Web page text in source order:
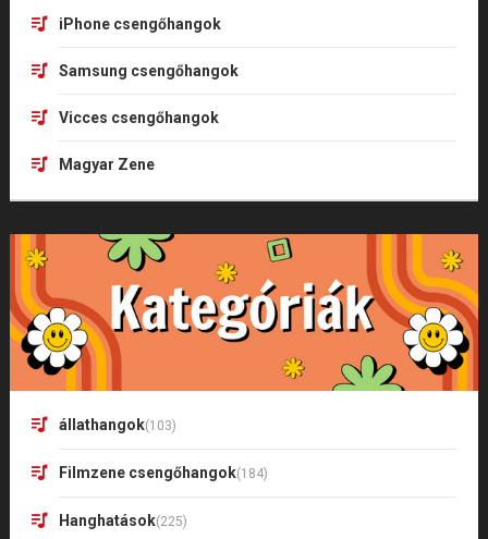
iPhone csengőhangok
Samsung csengőhangok
Vicces csengőhangok
Magyar Zene
állathangok(103)
Filmzene csengőhangok(184)
Hanghatások(225)